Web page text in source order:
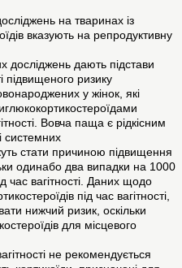
на тваринах із
вказують на репродуктивну
досліджень дають підстави
підвищеного ризику
у жінок, які
Вовча паща є рідкісним
системних
стати причиною підвищення
одинабо два випадки на 1000
час вагітності. Даних щодо
під час вагітності,
нижчий ризик, оскільки
для місцевого
не рекомендується